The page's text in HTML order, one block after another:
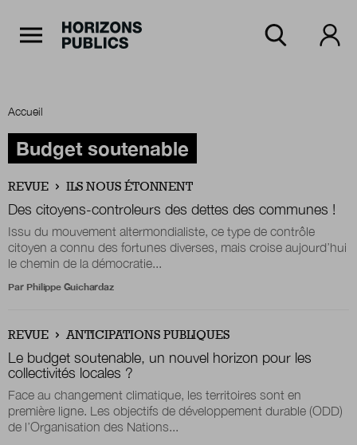
Accueil
Rubriques
Thèmes
Numéros
Boutique
Accueil
Budget soutenable
REVUE ILS NOUS ÉTONNENT
Des citoyens-controleurs des dettes des communes !
Issu du mouvement altermondialiste, ce type de contrôle
citoyen a connu des fortunes diverses, mais croise aujourd’hui
le chemin de la démocratie...
Par Philippe Guichardaz
REVUE ANTICIPATIONS PUBLIQUES
Le budget soutenable, un nouvel horizon pour les
collectivités locales ?
Face au changement climatique, les territoires sont en
première ligne. Les objectifs de développement durable (ODD)
de l’Organisation des Nations...